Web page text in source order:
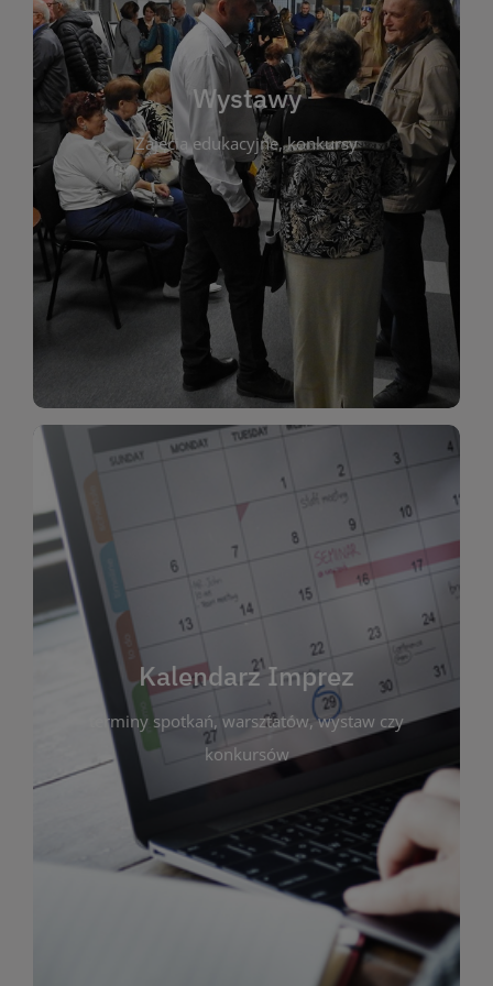
Wystawy
Zajęcia edukacyjne, konkursy
Wystawy
Biblioteka organizuje prezentujące zarówno
sztukę lokalnych twórców, jak i zbiory tematyczne.
W tej sekcji znajdziesz informacje o aktualnych
ekspozycjach oraz archiwum wystaw z
poprzednich lat. Prezentowane prace obejmują
malarstwo, fotografię, rękodzieło i inne formy
artystyczne. Każda wystawa to wyjątkowa okazja
do kontaktu z kulturą i sztuką w przestrzeni
biblioteki. Serdecznie zapraszamy wszystkich
Kalendarz Imprez
terminy spotkań, warsztatów, wystaw czy
konkursów
Kalendarz Imprez
Zakładka ta gromadzi wszystkie planowane
wydarzenia kulturalne i edukacyjne organizowane
przez bibliotekę. Możesz tu sprawdzić terminy
spotkań, warsztatów, wystaw czy konkursów.
Dzięki przejrzystemu kalendarzowi łatwo
zaplanujesz udział w interesujących Cię
wydarzeniach. Aktualizujemy harmonogram na
bieżąco, by zawsze był zgodny z planem pracy
biblioteki. Zapraszamy do śledzenia i uczestnictwa
w życiu kulturalnym miasta!
WIĘCEJ